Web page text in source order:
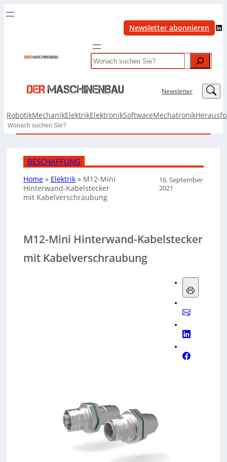
Newsletter abonnieren LinkedIn
Search
Newsletter LinkedIn
RobotikMechanikElektrikElektronikSoftwareMechatronik
Search
BESCHAFFUNG
Home» Elektrik» M12-Mini
Hinterwand-Kabelstecker
mit Kabelverschraubung
16. September
2021
M12-Mini Hinterwand-Kabelstecker
mit Kabelverschraubung